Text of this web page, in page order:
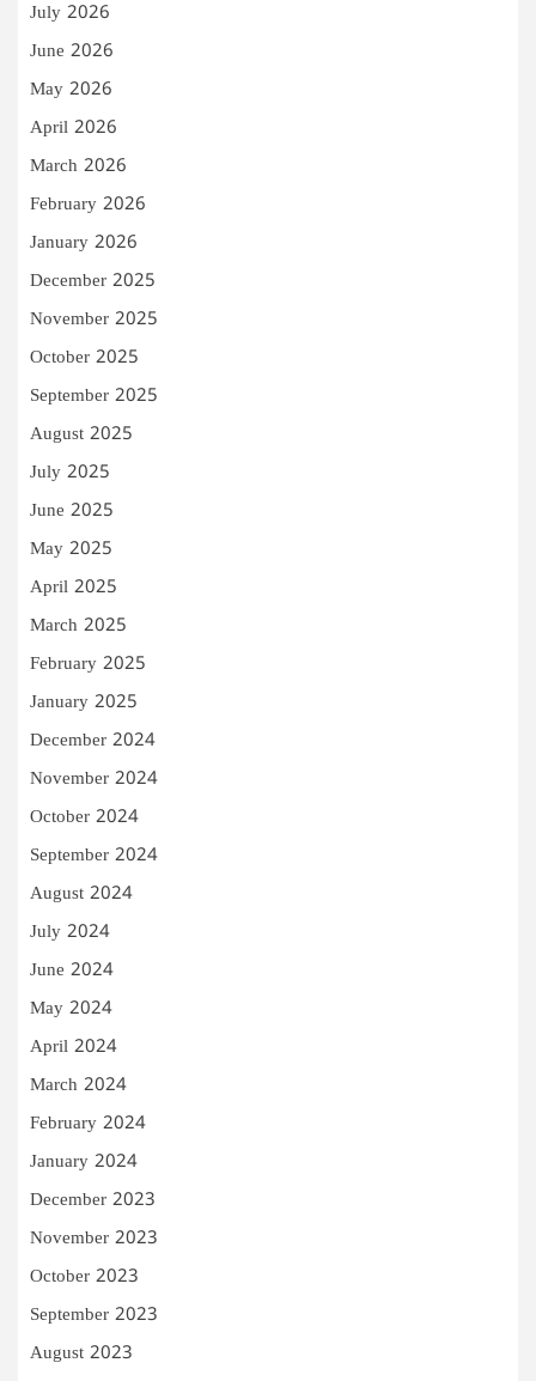
July 2026
June 2026
May 2026
April 2026
March 2026
February 2026
January 2026
December 2025
November 2025
October 2025
September 2025
August 2025
July 2025
June 2025
May 2025
April 2025
March 2025
February 2025
January 2025
December 2024
November 2024
October 2024
September 2024
August 2024
July 2024
June 2024
May 2024
April 2024
March 2024
February 2024
January 2024
December 2023
November 2023
October 2023
September 2023
August 2023